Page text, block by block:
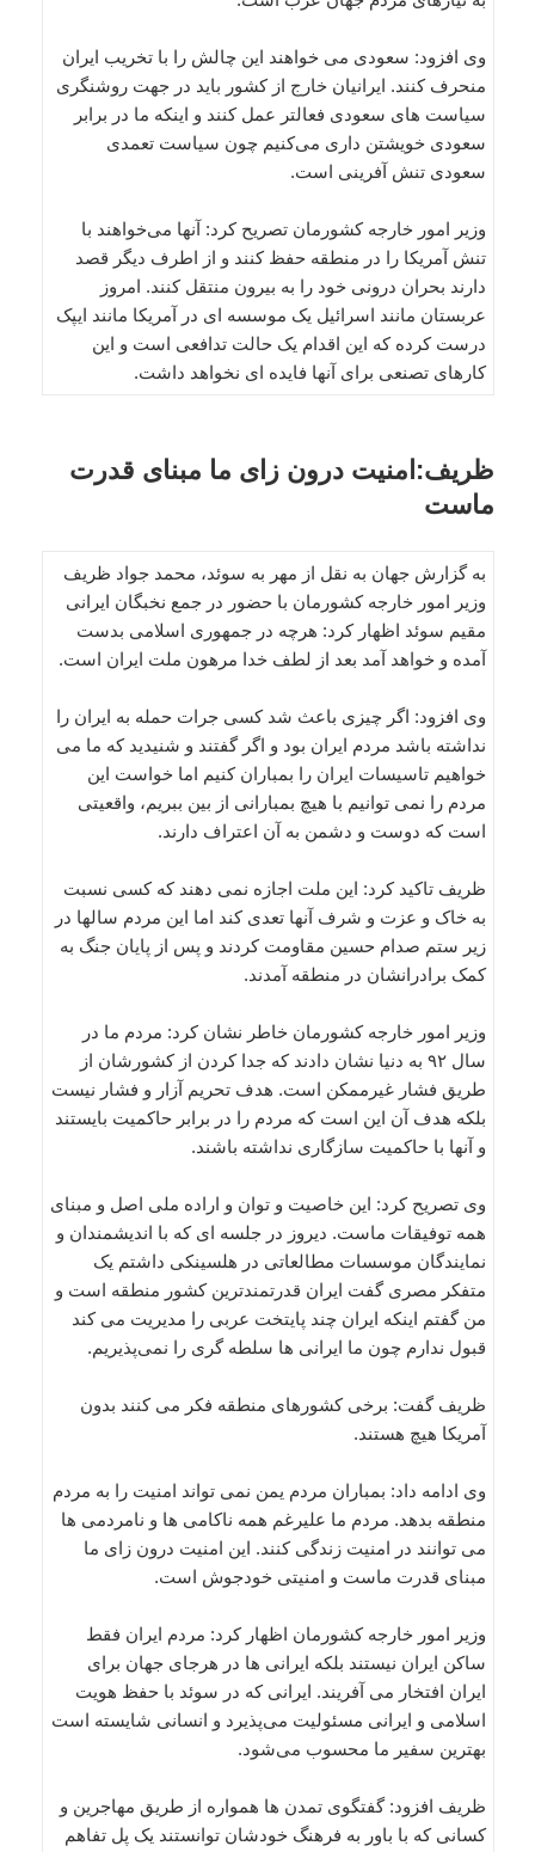
وی افزود: سعودی می خواهند این چالش را با تخریب ایران
منحرف کنند. ایرانیان خارج از کشور باید در جهت روشنگری
سیاست های سعودی فعالتر عمل کنند و اینکه ما در برابر
سعودی خویشتن داری می‌کنیم چون سیاست تعمدی
سعودی تنش آفرینی است.
وزیر امور خارجه کشورمان تصریح کرد: آنها می‌خواهند با
تنش آمریکا را در منطقه حفظ کنند و از اطرف دیگر قصد
دارند بحران درونی خود را به بیرون منتقل کنند. امروز
عربستان مانند اسرائیل یک موسسه ای در آمریکا مانند ایپک
درست کرده که این اقدام یک حالت تدافعی است و این
کارهای تصنعی برای آنها فایده ای نخواهد داشت.
ظریف:امنیت درون زای ما مبنای قدرت
ماست
به گزارش جهان به نقل از مهر به سوئد، محمد جواد ظریف
وزیر امور خارجه کشورمان با حضور در جمع نخبگان ایرانی
مقیم سوئد اظهار کرد: هرچه در جمهوری اسلامی بدست
آمده و خواهد آمد بعد از لطف خدا مرهون ملت ایران است.
وی افزود: اگر چیزی باعث شد کسی جرات حمله به ایران را
نداشته باشد مردم ایران بود و اگر گفتند و شنیدید که ما می
خواهیم تاسیسات ایران را بمباران کنیم اما خواست این
مردم را نمی توانیم با هیچ بمبارانی از بین ببریم، واقعیتی
است که دوست و دشمن به آن اعتراف دارند.
ظریف تاکید کرد: این ملت اجازه نمی دهند که کسی نسبت
به خاک و عزت و شرف آنها تعدی کند اما این مردم سالها در
زیر ستم صدام حسین مقاومت کردند و پس از پایان جنگ به
کمک برادرانشان در منطقه آمدند.
وزیر امور خارجه کشورمان خاطر نشان کرد: مردم ما در
سال ۹۲ به دنیا نشان دادند که جدا کردن از کشورشان از
طریق فشار غیرممکن است. هدف تحریم آزار و فشار نیست
بلکه هدف آن این است که مردم را در برابر حاکمیت بایستند
و آنها با حاکمیت سازگاری نداشته باشند.
وی تصریح کرد: این خاصیت و توان و اراده ملی اصل و مبنای
همه توفیقات ماست. دیروز در جلسه ای که با اندیشمندان و
نمایندگان موسسات مطالعاتی در هلسینکی داشتم یک
متفکر مصری گفت ایران قدرتمندترین کشور منطقه است و
من گفتم اینکه ایران چند پایتخت عربی را مدیریت می کند
قبول ندارم چون ما ایرانی ها سلطه گری را نمی‌پذیریم.
ظریف گفت: برخی کشورهای منطقه فکر می کنند بدون
آمریکا هیچ هستند.
وی ادامه داد: بمباران مردم یمن نمی تواند امنیت را به مردم
منطقه بدهد. مردم ما علیرغم همه ناکامی ها و نامردمی ها
می توانند در امنیت زندگی کنند. این امنیت درون زای ما
مبنای قدرت ماست و امنیتی خودجوش است.
وزیر امور خارجه کشورمان اظهار کرد: مردم ایران فقط
ساکن ایران نیستند بلکه ایرانی ها در هرجای جهان برای
ایران افتخار می آفریند. ایرانی که در سوئد با حفظ هویت
اسلامی و ایرانی مسئولیت می‌پذیرد و انسانی شایسته است
بهترین سفیر ما محسوب می‌شود.
ظریف افزود: گفتگوی تمدن ها همواره از طریق مهاجرین و
کسانی که با باور به فرهنگ خودشان توانستند یک پل تفاهم